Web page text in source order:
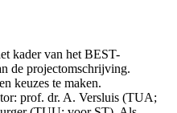
kader van het BEST-
de projectomschrijving.
keuzes te maken.
prof. dr. A. Versluis (TUA;